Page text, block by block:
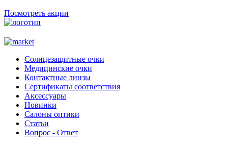
Посмотреть акции
Солнцезащитные очки
Медицинские очки
Контактные линзы
Сертификаты соответствия
Аксессуары
Новинки
Салоны оптики
Статьи
Вопрос - Ответ